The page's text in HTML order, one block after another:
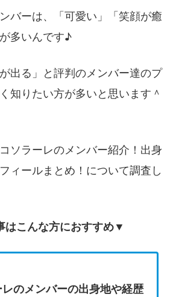
バーは、「可愛い」「笑顔が癒
多いんです♪
出る」と評判のメンバー達のプ
知りたい方が多いと思います＾
ソラーレのメンバー紹介！出身
ィールまとめ！について調査し
はこんな方におすすめ▼
のメンバーの出身地や経歴